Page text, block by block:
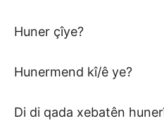
Huner çîye?
Hunermend kî/ê ye?
Di di qada xebatên